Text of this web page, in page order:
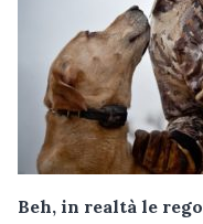
Beh, in realtà le